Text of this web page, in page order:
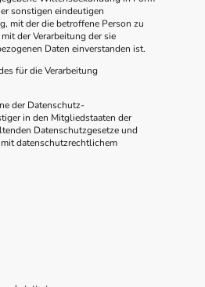
sonstigen eindeutigen
mit der die betroffene Person zu
der Verarbeitung der sie
Daten einverstanden ist.
für die Verarbeitung
der Datenschutz-
in den Mitgliedstaaten der
Datenschutzgesetze und
datenschutzrechtlichem